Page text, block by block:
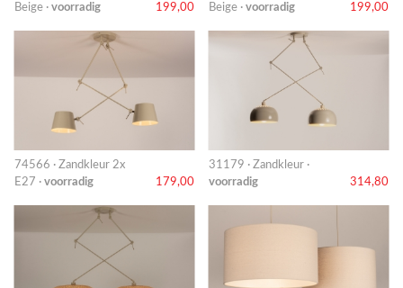
Beige · voorradig 199,00 Beige · voorradig 199,00
74566 · Zandkleur 2x
E27 · voorradig 179,00
31179 · Zandkleur ·
voorradig
314,80